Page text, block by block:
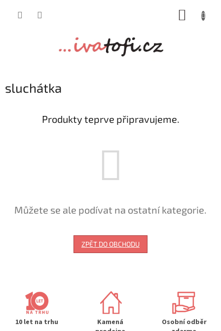
sluchátka
Produkty teprve připravujeme.
Můžete se ale podívat na ostatní kategorie.
ZPĚT DO OBCHODU
10 let na trhu
Kamená
Osobní odběr